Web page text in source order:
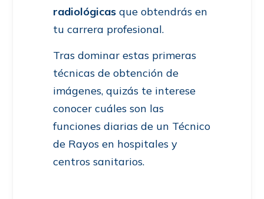
radiológicas que obtendrás en
tu carrera profesional.
Tras dominar estas primeras
técnicas de obtención de
imágenes, quizás te interese
conocer cuáles son las
funciones diarias de un Técnico
de Rayos en hospitales y
centros sanitarios.